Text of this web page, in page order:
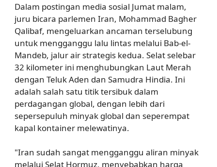
Dalam postingan media sosial Jumat malam,
juru bicara parlemen Iran, Mohammad Bagher
Qalibaf, mengeluarkan ancaman terselubung
untuk mengganggu lalu lintas melalui Bab-el-
Mandeb, jalur air strategis kedua. Selat selebar
32 kilometer ini menghubungkan Laut Merah
dengan Teluk Aden dan Samudra Hindia. Ini
adalah salah satu titik tersibuk dalam
perdagangan global, dengan lebih dari
sepersepuluh minyak global dan seperempat
kapal kontainer melewatinya.
"Iran sudah sangat mengganggu aliran minyak
melalui Selat Hormuz, menyebabkan harga